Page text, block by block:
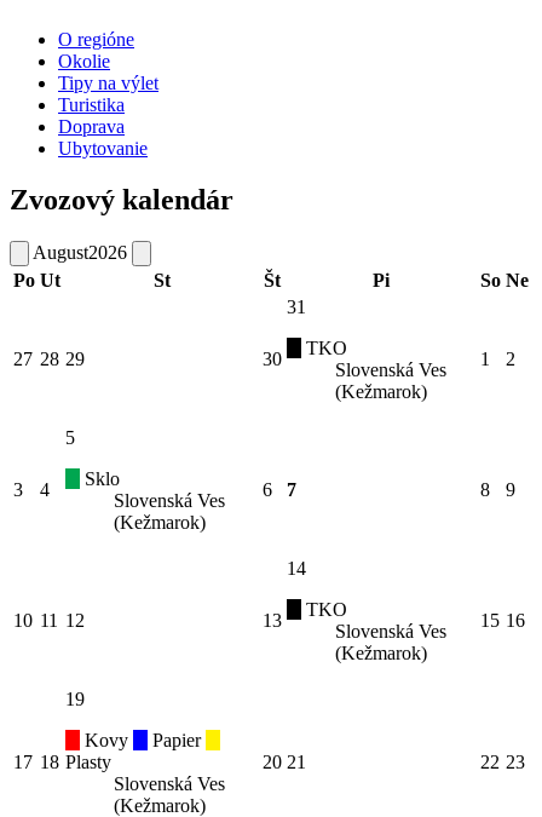
O regióne
Okolie
Tipy na výlet
Turistika
Doprava
Ubytovanie
Zvozový kalendár
August2026
Po Ut St Št Pi So Ne
27 28 29 30
31
TKO
Slovenská Ves
(Kežmarok)
1 2
3 4
5
Sklo
Slovenská Ves
(Kežmarok)
6 7 8 9
10 11 12 13
14
TKO
Slovenská Ves
(Kežmarok)
15 16
17 18
19
Kovy
Papier
Plasty
Slovenská Ves
(Kežmarok)
20 21 22 23